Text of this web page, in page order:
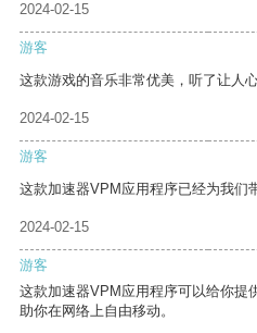
2024-02-15
游客
这款游戏的音乐非常优美，听了让人心
2024-02-15
游客
这款加速器VPM应用程序已经为我们
2024-02-15
游客
这款加速器VPM应用程序可以给你提
助你在网络上自由移动。